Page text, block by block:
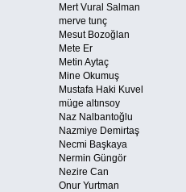
Mert Vural Salman
merve tunç
Mesut Bozoğlan
Mete Er
Metin Aytaç
Mine Okumuş
Mustafa Haki Kuvel
müge altınsoy
Naz Nalbantoğlu
Nazmiye Demirtaş
Necmi Başkaya
Nermin Güngör
Nezire Can
Onur Yurtman